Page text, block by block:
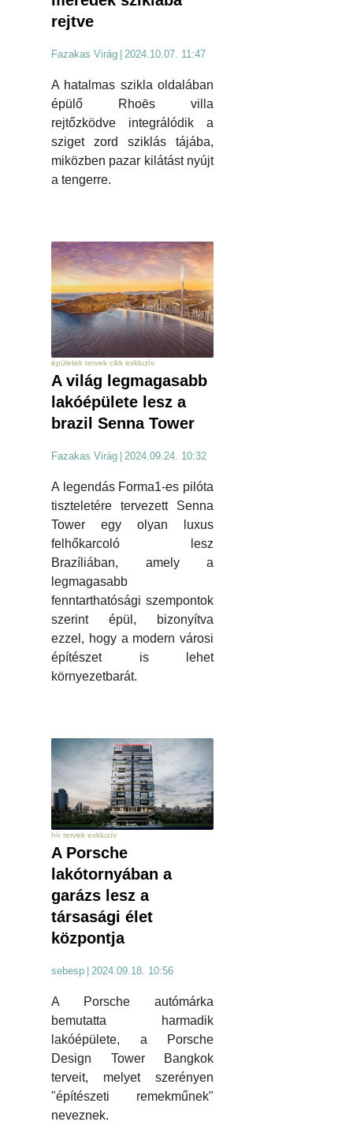
rejtve
Fazakas Virág | 2024.10.07. 11:47
A hatalmas szikla oldalában
épülő Rhoēs villa
rejtőzködve integrálódik a
sziget zord sziklás tájába,
miközben pazar kilátást nyújt
a tengerre.
épületek tervek cikk exkluzív
A világ legmagasabb
lakóépülete lesz a
brazil Senna Tower
Fazakas Virág 2024.09.24. 10:32
A legendás Forma1-es pilóta
tiszteletére tervezett Senna
Tower egy olyan luxus
felhőkarcoló lesz
Brazíliában, amely a
legmagasabb
fenntarthatósági szempontok
szerint épül, bizonyítva
ezzel, hogy a modern városi
építészet is lehet
környezetbarát.
hír tervek exkluzív
A Porsche
lakótornyában a
garázs lesz a
társasági élet
központja
sebesp | 2024.09.18. 10:56
A Porsche autómárka
bemutatta harmadik
lakóépülete, a Porsche
Design Tower Bangkok
terveit, melyet szerényen
"építészeti remekműnek"
neveznek.